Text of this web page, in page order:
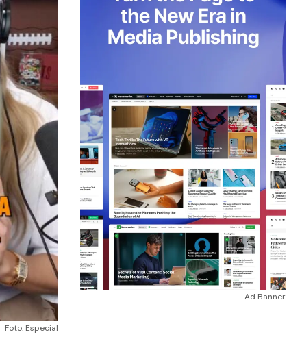
Foto: Especial
Ad Banner